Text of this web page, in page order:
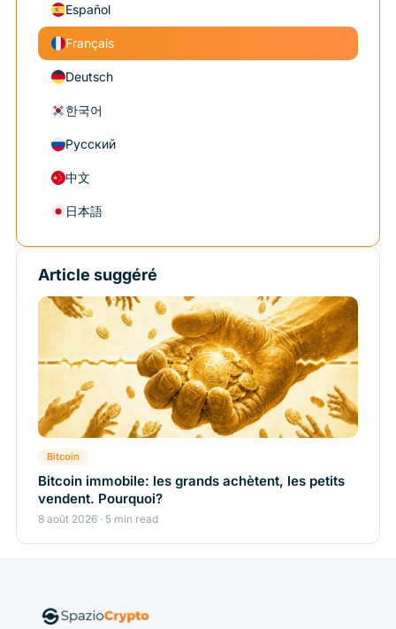
Español
Français
Deutsch
한국어
Русский
中文
日本語
Article suggéré
Bitcoin
Bitcoin immobile: les grands achètent, les petits
vendent. Pourquoi?
8 août 2026 · 5 min read